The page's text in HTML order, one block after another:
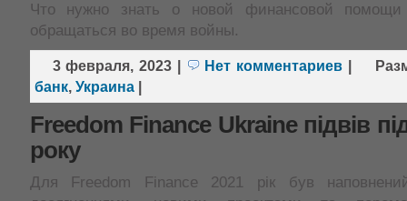
Что нужно знать о новой финансовой
обращаться во время войны.
3 февраля, 2023 Нет комментариев
банк, Украина|
Freedom Finance Ukraine підвів
року
Для Freedom Finance 2021 рік був